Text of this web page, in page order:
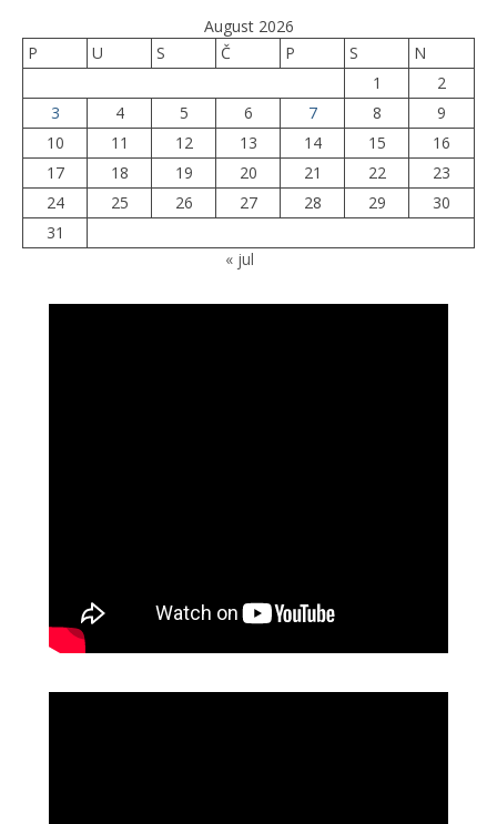
August 2026
P
U S Č P S
N
1
2
3
4 5 6 7 8
9
10
11 12 13 14 15
16
17
18 19 20 21 22
23
24
25 26 27 28 29
30
31
« jul